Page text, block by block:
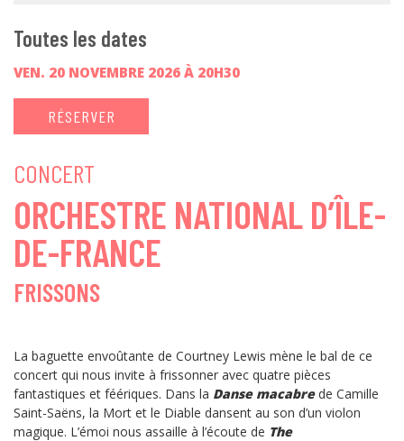
Toutes les dates
VEN. 20 NOVEMBRE 2026 À 20H30
RÉSERVER
CONCERT
ORCHESTRE NATIONAL D’ÎLE-
DE-FRANCE
FRISSONS
La baguette envoûtante de Courtney Lewis mène le bal de ce
concert qui nous invite à frissonner avec quatre pièces
fantastiques et féériques. Dans la Danse macabrede Camille
Saint-Saëns, la Mort et le Diable dansent au son d’un violon
magique. L’émoi nous assaille à l’écoute de The